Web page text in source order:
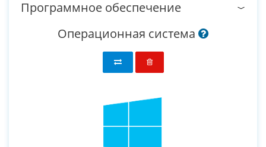
Программное обеспечение
Операционная система